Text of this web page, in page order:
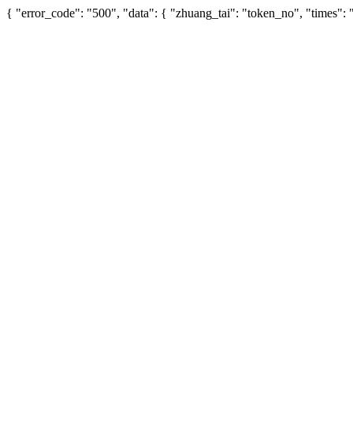
{ "error_code": "500", "data": { "zhuang_tai": "token_no", "times":